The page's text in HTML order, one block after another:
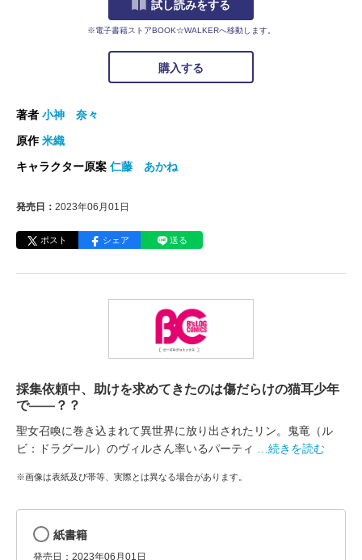
試し読みをする
※電子書籍ストアBOOK☆WALKERへ移動します。
購入する
著者 小神 奈々
原作米織
キャラクター原案 仁藤 あかね
発売日： 2023年06月01日
ポスト シェア 送る
採集依頼中、助けを求めてきたのは傷だらけの猫耳少年
で――？？
聖女召喚に巻き込まれて異世界に放り出されたリン。鬼竜（ル
ビ：ドラグール）のヴィルさん率いるパーティ
…続きを読む
※画像は表紙及び帯等、実際とは異なる場合があります。
紙書籍
発売日：2023年06月01日